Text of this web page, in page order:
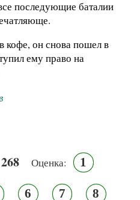
последующие баталии
кофе, он снова пошел в
ему право на
268 Оценка: 1
6 7 8